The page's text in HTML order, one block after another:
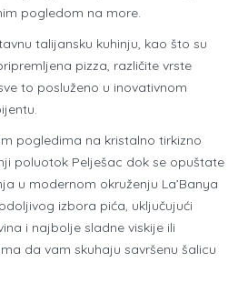
pogledom na more.
talijansku kuhinju, kao što su
pizza, različite vrste
to posluženo u inovativnom
pogledima na kristalno tirkizno
poluotok Pelješac dok se opuštate
u modernom okruženju La’Banya
izbora pića, uključujući
i najbolje sladne viskije ili
da vam skuhaju savršenu šalicu